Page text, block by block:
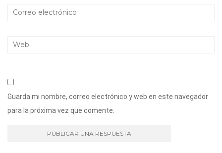
Guarda mi nombre, correo electrónico y web en este navegador
para la próxima vez que comente.